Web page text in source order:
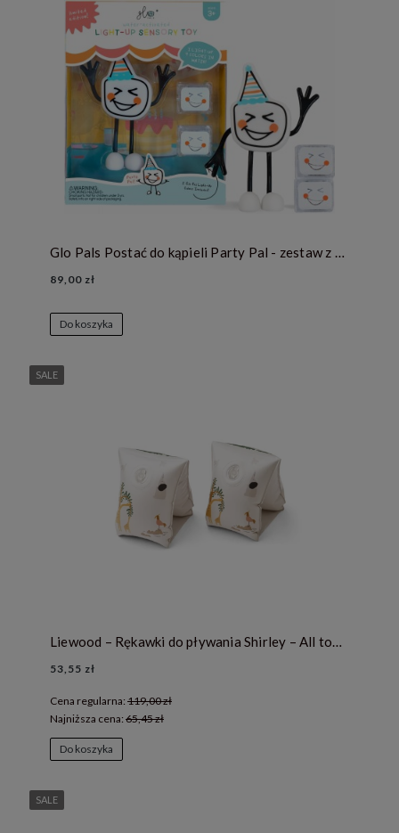
Glo Pals Postać do kąpieli Party Pal - zestaw z dwiema kostkami sensorycznymi świecącymi w wodzie
89,00 zł
Do koszyka
Liewood – Rękawki do pływania Shirley – All together / Sandy
53,55 zł
Cena regularna: 119,00 zł
Najniższa cena: 65,45 zł
Do koszyka
SALE
SALE